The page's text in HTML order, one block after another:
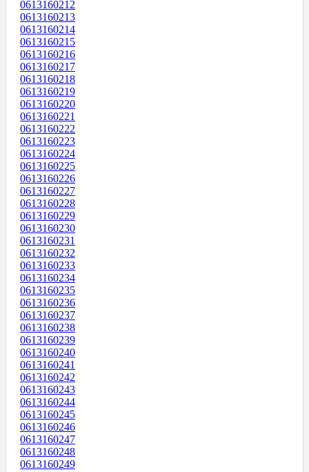
0613160212
0613160213
0613160214
0613160215
0613160216
0613160217
0613160218
0613160219
0613160220
0613160221
0613160222
0613160223
0613160224
0613160225
0613160226
0613160227
0613160228
0613160229
0613160230
0613160231
0613160232
0613160233
0613160234
0613160235
0613160236
0613160237
0613160238
0613160239
0613160240
0613160241
0613160242
0613160243
0613160244
0613160245
0613160246
0613160247
0613160248
0613160249